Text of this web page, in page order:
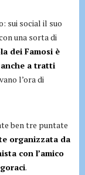
sui social il suo
una sorta di
dei Famosi è
a tratti
l’ora di
ben tre puntate
organizzata da
con l’amico
.